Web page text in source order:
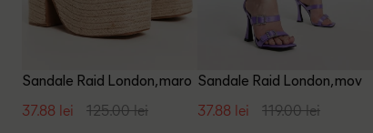
Sandale Raid London, maro
37.88 lei 125.00 lei
Sandale Raid London, mov
37.88 lei 119.00 lei